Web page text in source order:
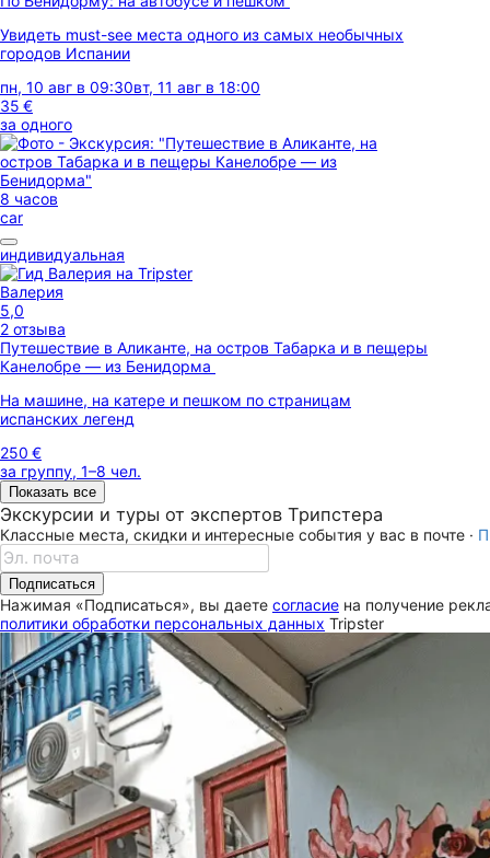
Увидеть must-see места одного из самых необычных
городов Испании
пн, 10 авг в 09:30вт, 11 авг в 18:00
35 €
за одного
8 часов
car
индивидуальная
Валерия
5,0
2 отзыва
Путешествие в Аликанте, на остров Табарка и в пещеры
Канелобре — из Бенидорма
На машине, на катере и пешком по страницам
испанских легенд
250 €
за группу, 1–8 чел.
Показать все
Экскурсии и туры от экспертов Трипстера
Классные места, скидки и интересные события у вас в почте ·
Подписаться
Нажимая «Подписаться», вы даете согласие на получение
политики обработки персональных данных Tripster